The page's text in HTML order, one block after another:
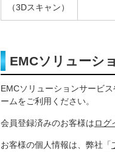
（3Dスキャン）
EMCソリューシ
EMCソリューションサービ
ームをご利用ください。
会員登録済みのお客様はログ
お客様の個人情報は、弊社「